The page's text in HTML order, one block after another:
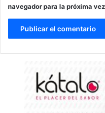
navegador para la próxima